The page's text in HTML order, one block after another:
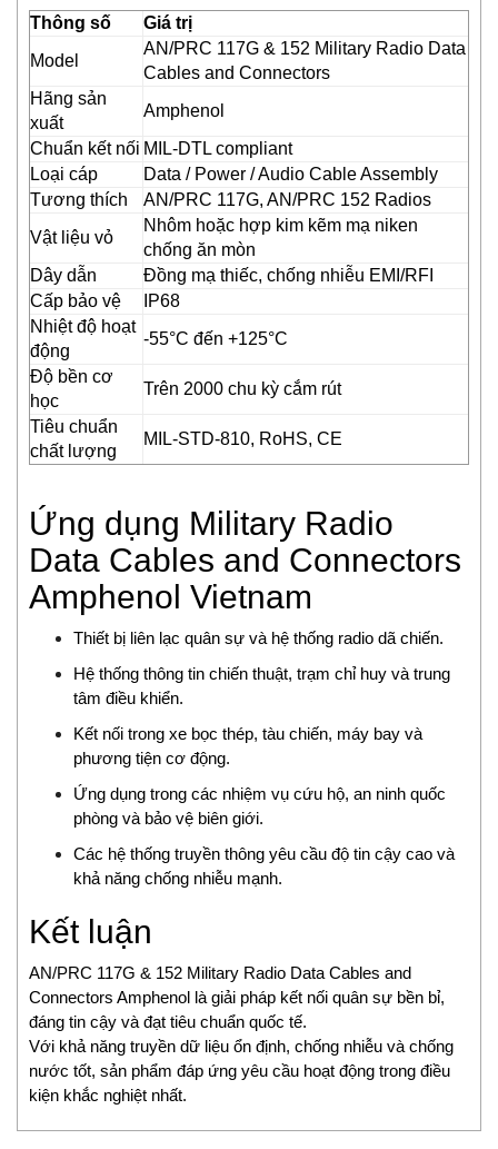
Erhardt-leimer
Etatronds Việt Nam
Euchner
Eurotherm
Eurovent
EXOR
EYC Tech
FAIRCHILD
FANOX
Festo Vietnam
Finetek
Firetrol Vietnam
Fischer
Fisher-Emerson
FLIR
Flowline Vietnam
FLOWMETER
Fluke Process Instrument
FMS Vietnam
Fuji Electric
Gazex
Gefran VietNam
Gems Sensors Vietnam
GEOKON
Georg Fischer
Gessmann
GESTRA Vietnam
GF
Gill Instruments
Thông số
Giá trị
Model
AN/PRC 117G & 152 Military Radio Data
Cables and Connectors
Hãng sản
xuất
Amphenol
Chuẩn kết nối MIL-DTL compliant
Loại cáp
Data / Power / Audio Cable Assembly
Tương thích
AN/PRC 117G, AN/PRC 152 Radios
Vật liệu vỏ
Nhôm hoặc hợp kim kẽm mạ niken
chống ăn mòn
Dây dẫn
Đồng mạ thiếc, chống nhiễu EMI/RFI
Cấp bảo vệ
IP68
Nhiệt độ hoạt
động
-55°C đến +125°C
Độ bền cơ
học
Trên 2000 chu kỳ cắm rút
Tiêu chuẩn
chất lượng
MIL-STD-810, RoHS, CE
Ứng dụng Military Radio
Data Cables and Connectors
Amphenol Vietnam
Thiết bị liên lạc quân sự và hệ thống radio dã chiến.
Hệ thống thông tin chiến thuật, trạm chỉ huy và trung
tâm điều khiển.
Kết nối trong xe bọc thép, tàu chiến, máy bay và
phương tiện cơ động.
Ứng dụng trong các nhiệm vụ cứu hộ, an ninh quốc
phòng và bảo vệ biên giới.
Các hệ thống truyền thông yêu cầu độ tin cậy cao và
khả năng chống nhiễu mạnh.
Kết luận
AN/PRC 117G & 152 Military Radio Data Cables and
Connectors Amphenol là giải pháp kết nối quân sự bền bỉ,
đáng tin cậy và đạt tiêu chuẩn quốc tế.
Với khả năng truyền dữ liệu ổn định, chống nhiễu và chống
nước tốt, sản phẩm đáp ứng yêu cầu hoạt động trong điều
kiện khắc nghiệt nhất.